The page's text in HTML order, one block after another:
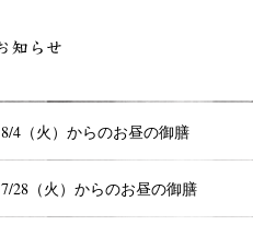
8/4（火）からのお昼の御膳
7/28（火）からのお昼の御膳